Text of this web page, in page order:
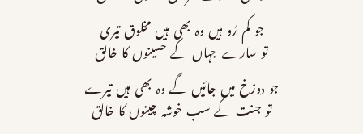
جو کم رُو ہیں وہ بھی ہیں مخلوق تیری
تو سارے جہاں کے حسینوں کا خالق
جو دوزخ میں جائیں گے وہ بھی ہیں تیرے
تو جنت کے سب خوشہ چینوں کا خالق